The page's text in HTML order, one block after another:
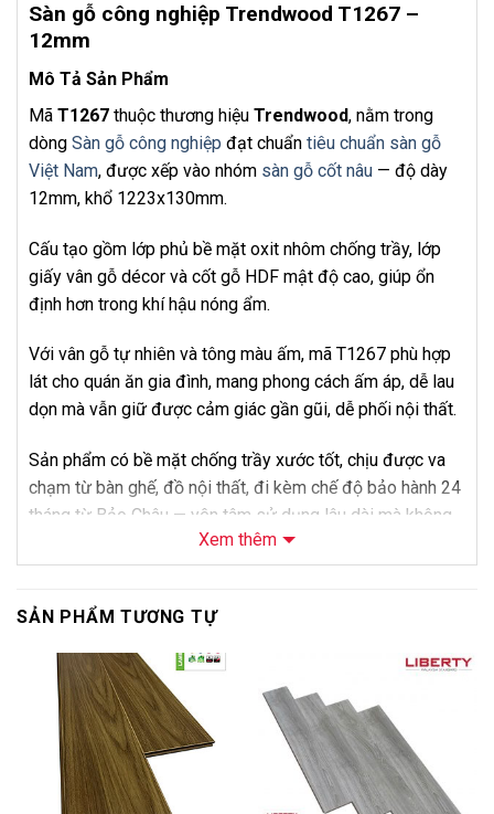
Sàn gỗ công nghiệp Trendwood T1267 –
12mm
Mô Tả Sản Phẩm
Mã T1267 thuộc thương hiệu Trendwood, nằm trong
dòng Sàn gỗ công nghiệp đạt chuẩn tiêu chuẩn sàn gỗ
Việt Nam, được xếp vào nhóm sàn gỗ cốt nâu — độ dày
12mm, khổ 1223x130mm.
Cấu tạo gồm lớp phủ bề mặt oxit nhôm chống trầy, lớp
giấy vân gỗ décor và cốt gỗ HDF mật độ cao, giúp ổn
định hơn trong khí hậu nóng ẩm.
Với vân gỗ tự nhiên và tông màu ấm, mã T1267 phù hợp
lát cho quán ăn gia đình, mang phong cách ấm áp, dễ lau
dọn mà vẫn giữ được cảm giác gần gũi, dễ phối nội thất.
Sản phẩm có bề mặt chống trầy xước tốt, chịu được va
chạm từ bàn ghế, đồ nội thất, đi kèm chế độ bảo hành 24
tháng từ Bảo Châu — yên tâm sử dụng lâu dài mà không
lo phát sinh chi phí sửa chữa ngoài ý muốn.
mức giá dễ tiếp cận, phù hợp căn hộ, nhà cho thuê hoặc
công trình cần tối ưu ngân sách. Liên hệ Bảo Châu để
được tư vấn và báo giá thi công trọn gói cho mã T1267.
Thông Số Kỹ Thuật
Thông số
Sàn gỗ công nghiệp Trendwood T1267
Xem thêm
SẢN PHẨM TƯƠNG TỰ